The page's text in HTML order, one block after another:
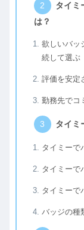
タイミ
は？
欲しいバッ
続して選ぶ
評価を安定
勤務先でコ
タイミ
タイミーで
タイミーで
タイミーで
バッジの種